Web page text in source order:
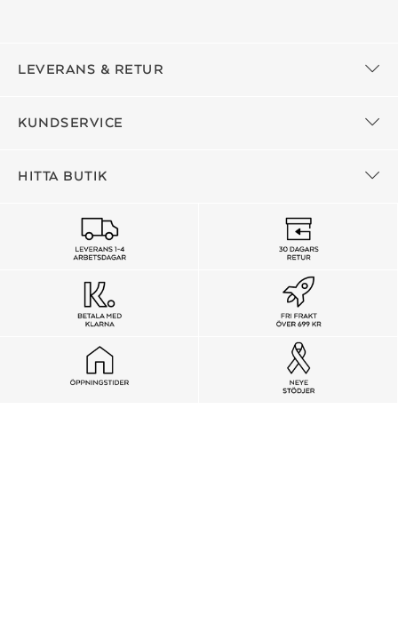
LEVERANS & RETUR
KUNDSERVICE
HITTA BUTIK